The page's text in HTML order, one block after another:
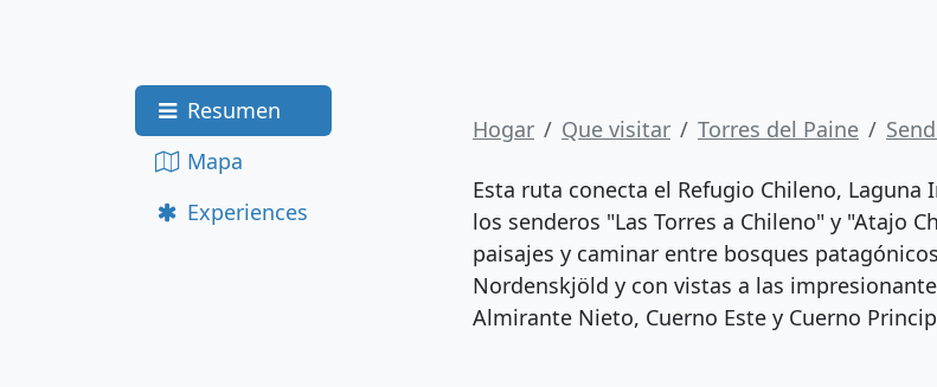
Resumen
Mapa
Experiences
Hogar Que visitar Torres del Paine
Esta ruta conecta el Refugio Chileno,
los senderos "Las Torres a Chileno" y "Atajo
paisajes y caminar entre bosques
Nordenskjöld y con vistas a las
Almirante Nieto, Cuerno Este y Cuerno